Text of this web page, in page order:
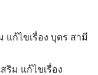
แก้ไขเรื่อง บุตร สามี
สริม แก้ไขเรื่อง